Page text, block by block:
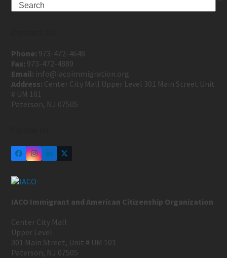
Phone: 973-472-4648
Fax: 973-472-4889
Email: info@iacoimmigration.org
Address: Center City Mall Upper Level 301 Main Street Unit
# UM 101
Paterson, NJ 07505
IACO Immigrant and American Citizenship Organization
Center City Mall
Upper Level
301 Main Street, Unit # UM 101
Paterson, NJ 07505